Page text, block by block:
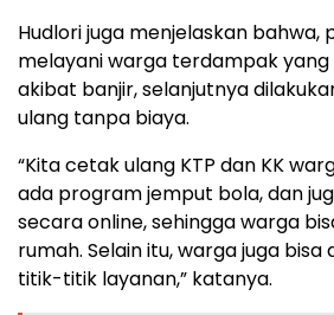
Hudlori juga menjelaskan bahwa,
melayani warga terdampak
akibat banjir, selanjutnya
ulang tanpa biaya.
“Kita cetak ulang KTP dan KK
ada program jemput bola, dan
secara online, sehingga warga
rumah. Selain itu, warga juga
titik-titik layanan,” katanya.